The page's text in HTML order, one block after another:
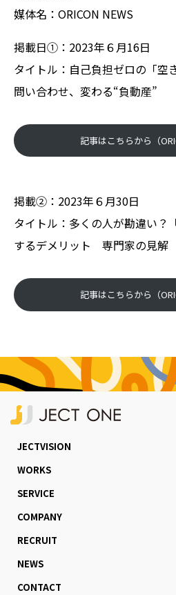
媒体名：ORICON NEWS
掲載日①：2023年６月16日
タイトル：自己負担ゼロの「空
問い合わせ、変わる“負動産”
記事はこちらから（
掲載②：2023年６月30日
タイトル：多くの人が勘違い？
するデメリット 専門家の見解
記事はこちらから（
JECTVISION
WORKS
SERVICE
COMPANY
RECRUIT
NEWS
CONTACT